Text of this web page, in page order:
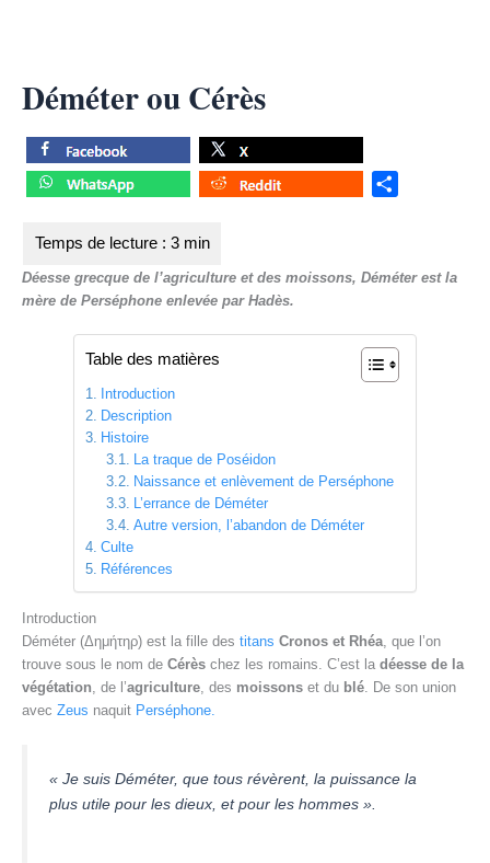
Déméter ou Cérès
e
Déesse grecque de l’agriculture et des moissons, Déméter est la
mère de Perséphone enlevée par Hadès.
Table des matières
Introduction
Description
Histoire
La traque de Poséidon
Naissance et enlèvement de Perséphone
L’errance de Déméter
Autre version, l’abandon de Déméter
Culte
Références
Introduction
Déméter (Δημήτηρ) est la fille des titans Cronos et Rhéa , que l’on
trouve sous le nom de Cérès chez les romains. C’est la déesse de la
végétation , de l’agriculture , des moissons et du blé . De son union
avec Zeus naquit Perséphone.
« Je suis Déméter, que tous révèrent, la puissance la
plus utile pour les dieux, et pour les hommes ».